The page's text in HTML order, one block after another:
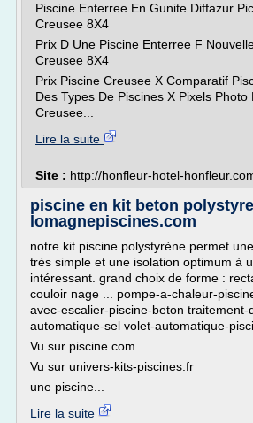
Piscine Enterree En Gunite Diffazur
Creusee 8X4
Prix D Une Piscine Enterree F
Creusee 8X4
Prix Piscine Creusee X Comparatif
Des Types De Piscines X Pixels Photo
Creusee...
Lire la suite
Site : http://honfleur-hotel-
piscine en kit beton
lomagnepiscines.com
notre kit piscine polystyrène permet
très simple et une isolation optimum à
intéressant. grand choix de forme :
couloir nage ... pompe-a-chaleur-
avec-escalier-piscine-beton traitement-
automatique-sel volet-automatique-
Vu sur piscine.com
Vu sur univers-kits-piscines.fr
une piscine...
Lire la suite